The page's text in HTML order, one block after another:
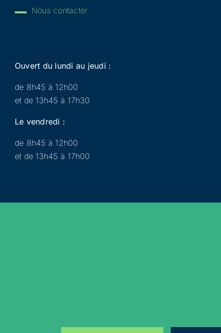
Nous contacter
Ouvert du lundi au jeudi :
de 8h45 à 12h00
et de 13h45 à 17h30
Le vendredi :
de 8h45 à 12h00
et de 13h45 à 17h00